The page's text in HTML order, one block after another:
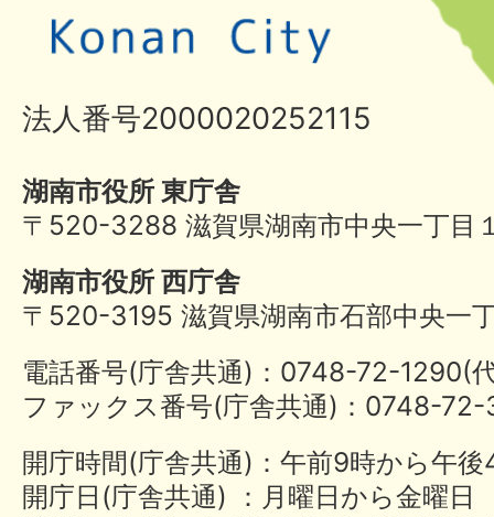
法人番号2000020252115
湖南市役所 東庁舎
〒520-3288 滋賀県湖南市中央一丁目
湖南市役所 西庁舎
〒520-3195 滋賀県湖南市石部中央一
電話番号(庁舎共通)：0748-72-
ファックス番号(庁舎共通)：0748-
開庁時間(庁舎共通)：午前9時から午
開庁日(庁舎共通) ：月曜日から金曜日